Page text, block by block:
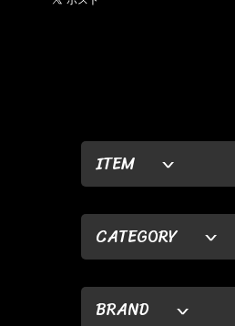
ITEM
CATEGORY
BRAND